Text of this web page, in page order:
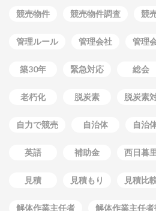
競売物件 競売物件調査 競
管理ルール 管理会社 管理
築30年 緊急対応 総会
老朽化 脱炭素 脱炭素
自力で競売 自治体 自治
英語 補助金 西日暮
見積 見積もり 見積比
解体作業主任者 解体作業主任